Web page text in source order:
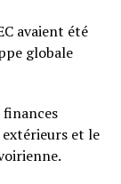
avaient été
globale
et le